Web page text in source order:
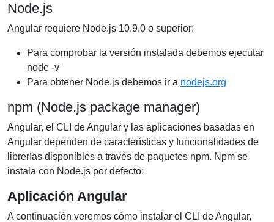
Node.js
Angular requiere Node.js 10.9.0 o superior:
Para comprobar la versión instalada debemos ejecutar
node -v
Para obtener Node.js debemos ir a nodejs.org
npm (Node.js package manager)
Angular, el CLI de Angular y las aplicaciones basadas en
Angular dependen de características y funcionalidades de
librerías disponibles a través de paquetes npm. Npm se
instala con Node.js por defecto:
Aplicación Angular
A continuación veremos cómo instalar el CLI de Angular,